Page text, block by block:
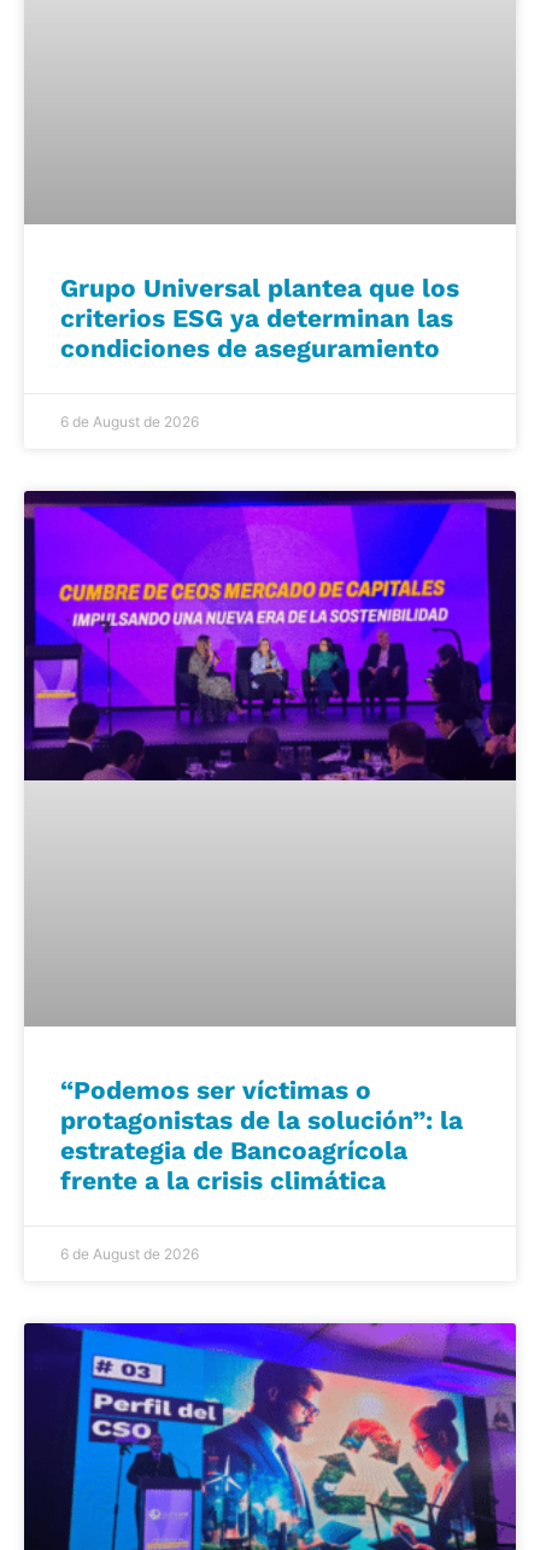
Grupo Universal plantea que los
criterios ESG ya determinan las
condiciones de aseguramiento
6 de August de 2026
“Podemos ser víctimas o
protagonistas de la solución”: la
estrategia de Bancoagrícola
frente a la crisis climática
6 de August de 2026